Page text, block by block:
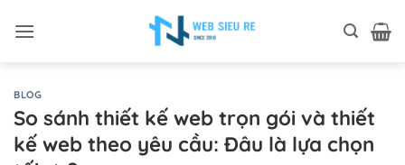
qua
BLOG
So sánh thiết kế web trọn gói và thiết
kế web theo yêu cầu: Đâu là lựa chọn